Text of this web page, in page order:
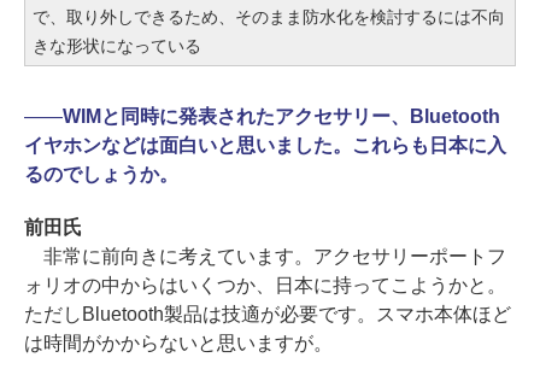
で、取り外しできるため、そのまま防水化を検討するには不向
きな形状になっている
――WIMと同時に発表されたアクセサリー、Bluetooth
イヤホンなどは面白いと思いました。これらも日本に入
るのでしょうか。
前田氏
非常に前向きに考えています。アクセサリーポートフ
ォリオの中からはいくつか、日本に持ってこようかと。
ただしBluetooth製品は技適が必要です。スマホ本体ほど
は時間がかからないと思いますが。